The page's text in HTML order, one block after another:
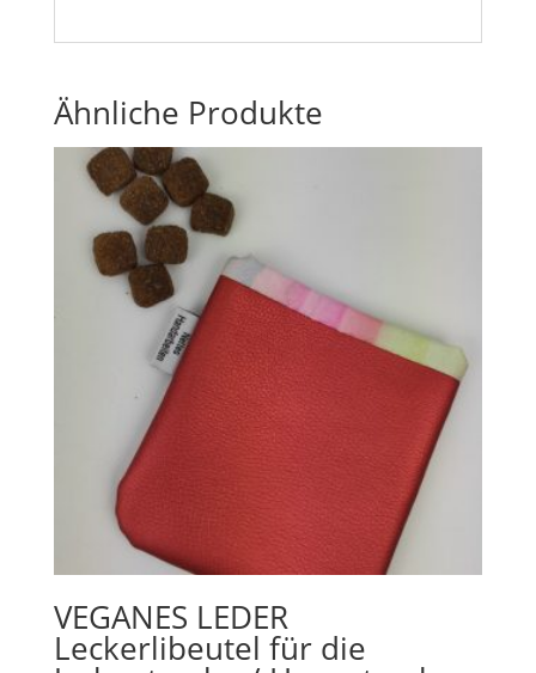
Ähnliche Produkte
VEGANES LEDER
Leckerlibeutel für die